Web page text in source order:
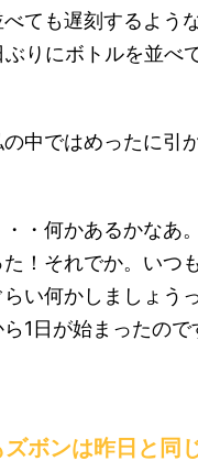
ても遅刻するよう
りにボトルを並べ
中ではめったに引
・・何かあるかなあ
！それでか。いつ
い何かしましょう
1日が始まったので
ズボンは昨日と同